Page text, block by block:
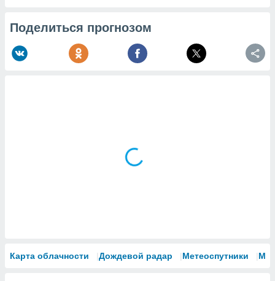
Поделиться прогнозом
Карта облачности Дождевой радар Метеоспутники